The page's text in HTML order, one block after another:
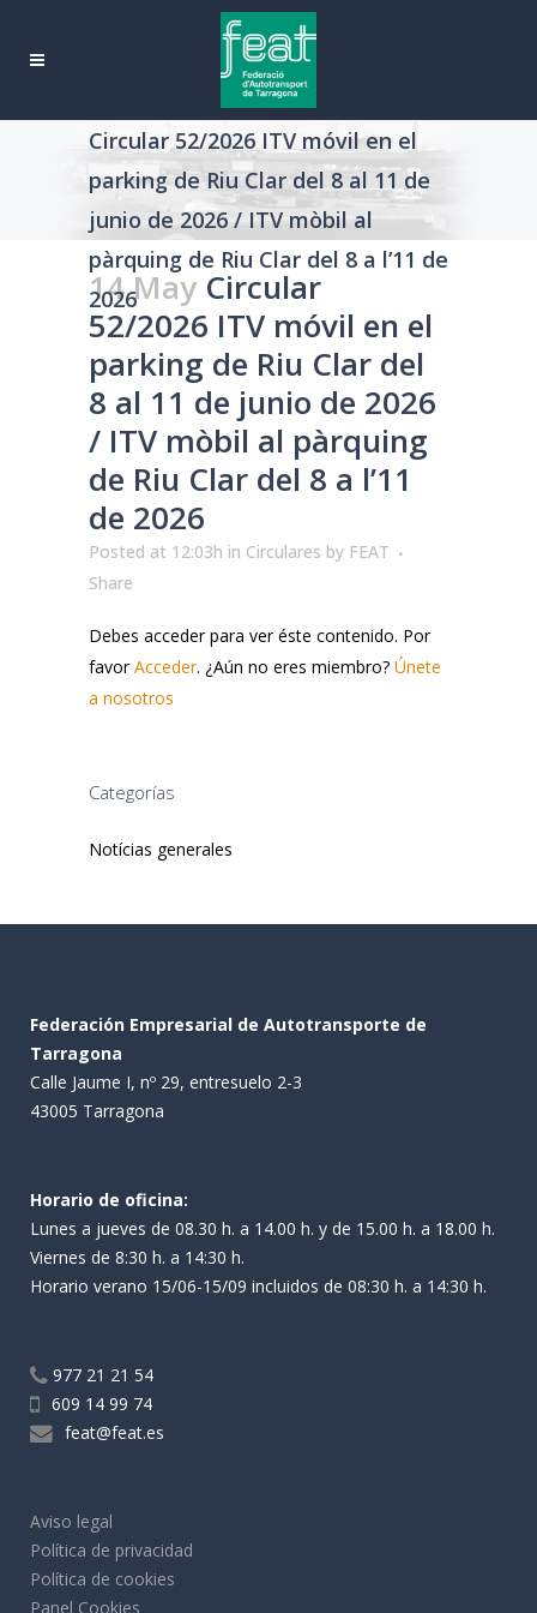
Circular 52/2026 ITV móvil en el
parking de Riu Clar del 8 al 11 de
junio de 2026 / ITV mòbil al
pàrquing de Riu Clar del 8 a l’11 de
2026
14 May Circular
52/2026 ITV móvil en el
parking de Riu Clar del
8 al 11 de junio de 2026
/ ITV mòbil al pàrquing
de Riu Clar del 8 a l’11
de 2026
Posted at 12:03h in Circulares by FEAT
Share
Debes acceder para ver éste contenido. Por
favorAcceder. ¿Aún no eres miembro? Únete
a nosotros
Categorías
Notícias generales
Federación Empresarial de Autotransporte de
Tarragona
Calle Jaume I, nº 29, entresuelo 2-3
43005 Tarragona
Horario de oficina:
Lunes a jueves de 08.30 h. a 14.00 h. y de 15.00 h. a 18.00 h.
Viernes de 8:30 h. a 14:30 h.
Horario verano 15/06-15/09 incluidos de 08:30 h. a 14:30 h.
977 21 21 54
609 14 99 74
feat@feat.es
Aviso legal
Política de privacidad
Política de cookies
Panel Cookies